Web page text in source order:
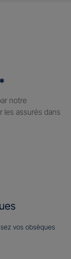
notre
les assurés dans
vos obsèques